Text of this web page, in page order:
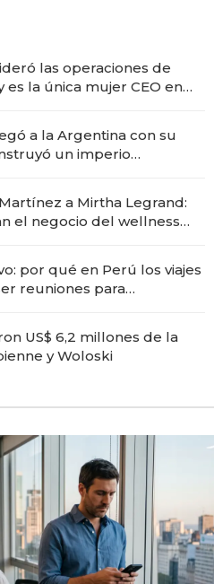
las operaciones de
es la única mujer CEO en
a la Argentina con su
un imperio
a Mirtha Legrand:
el negocio del wellness
por qué en Perú los viajes
reuniones para
US$ 6,2 millones de la
y Woloski